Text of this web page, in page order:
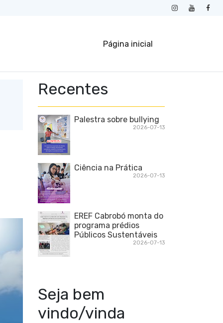
Página inicial
Recentes
Palestra sobre bullying
2026-07-13
Ciência na Prática
2026-07-13
EREF Cabrobó monta do
programa prédios
Públicos Sustentáveis
2026-07-13
Seja bem
vindo/vinda